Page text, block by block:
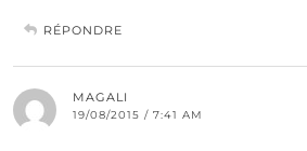
RÉPONDRE
MAGALI
19/08/2015 / 7:41 AM